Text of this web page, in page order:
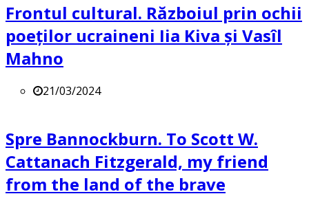
Frontul cultural. Războiul prin ochii
poeților ucraineni Iia Kiva și Vasîl
Mahno
21/03/2024
Spre Bannockburn. To Scott W.
Cattanach Fitzgerald, my friend
from the land of the brave